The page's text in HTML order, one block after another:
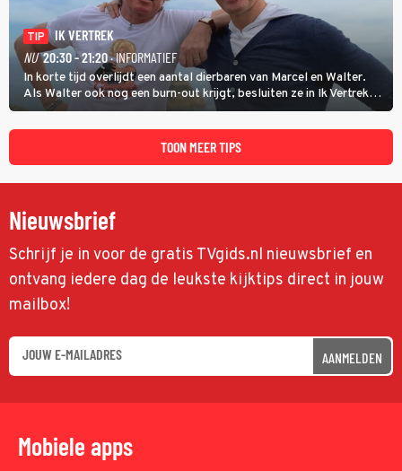
TIP
IK VERTREK
NU 20:30 - 21:20· INFORMATIEF
In korte tijd overlijdt een aantal dierbaren van Marcel en Walter.
Als Walter ook nog een burn-out krijgt, besluiten ze in Ik Vertrek
een nieuwe start te maken door een B&B in Spanje te openen, waar
ze een moeizame start beleven. (HH)
TOON MEER TIPS
Nieuwsbrief
Schrijf je in voor de gratis TVgids.nl nieuwsbrief en
ontvang iedere dag de leukste kijktips direct in jouw
mailbox!
AANMELDEN
Mobiele apps